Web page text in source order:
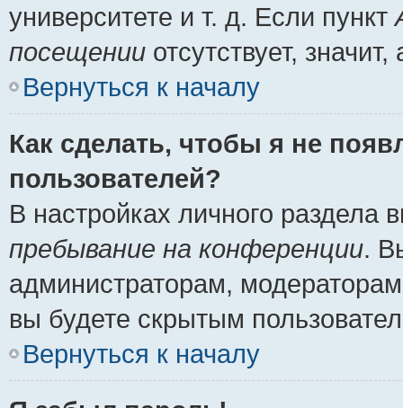
университете и т. д. Если пункт
посещении отсутствует,
Вернуться к началу
Как сделать, чтобы я не
пользователей?
В настройках личного
пребывание на конференции.
администраторам,
вы будете скрытым
Вернуться к началу